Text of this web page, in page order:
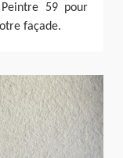
59 pour
façade.